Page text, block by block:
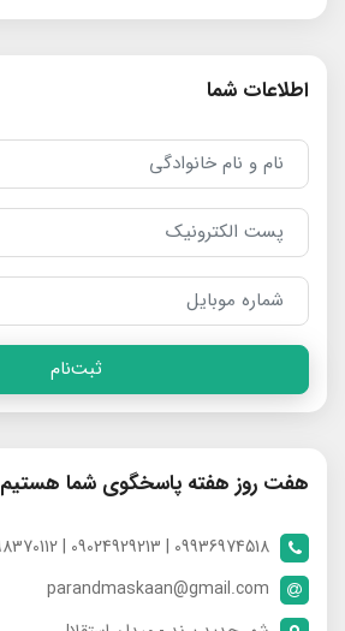
اطلاعات شما
ثبت‌نام
هفت روز هفته پاسخگوی شما هستیم
09936974518 | 09024929213 | 09398370112
parandmaskaan@gmail.com